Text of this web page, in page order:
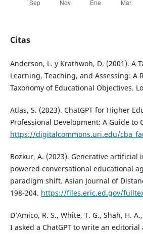
Citas
Anderson, L. y Krathwoh, D. (2001). A
Learning, Teaching, and Assessing: A
Taxonomy of Educational Objectives.
Atlas, S. (2023). ChatGPT for Higher
Professional Development: A Guide to
https://digitalcommons.uri.edu/
Bozkur, A. (2023). Generative artificial
powered conversational educational
paradigm shift. Asian Journal of
198-204. https://files.eric.ed.gov/
D’Amico, R. S., White, T. G., Shah, H.
I asked a ChatGPT to write an